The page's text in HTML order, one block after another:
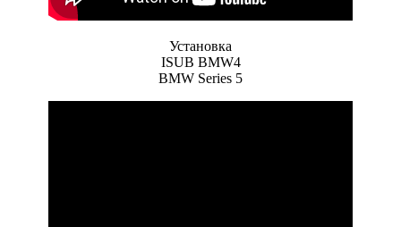
Установка
ISUB BMW4
BMW Series 5